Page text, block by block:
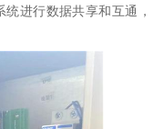
进行数据共享和互通，